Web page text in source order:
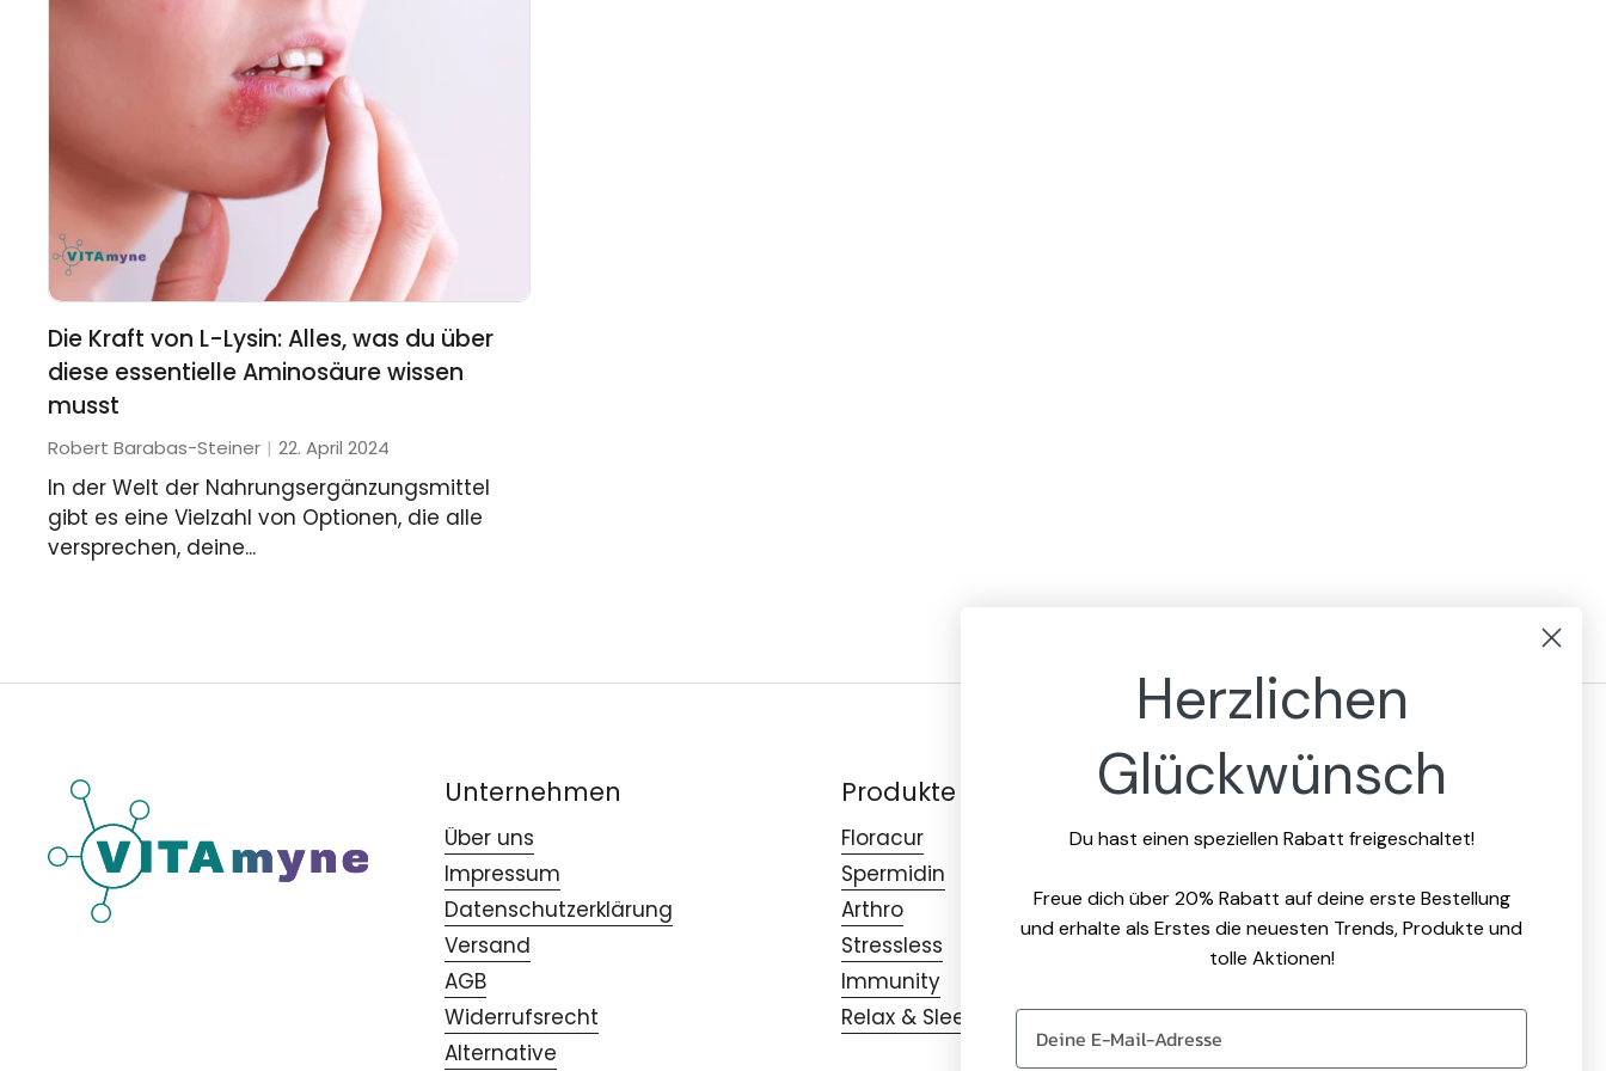
Die Kraft von L-Lysin: Alles, was du über
diese essentielle Aminosäure wissen
musst
Robert Barabas-Steiner 22. April 2024
In der Welt der Nahrungsergänzungsmittel
gibt es eine Vielzahl von Optionen, die alle
versprechen, deine...
Unternehmen
Über uns
Impressum
Datenschutzerklärung
Versand
AGB
Widerrufsrecht
Alternative
Produkte
Floracur
Spermidin
Arthro
Stressless
Immunity
Relax & Sleep
Social
EmailFacebook
Instagram
Pinterest
Herzlichen
Glückwünsch
Du hast einen speziellen Rabatt freigeschaltet!
Freue dich über 20% Rabatt auf deine erste Bestellung
und erhalte als Erstes die neuesten Trends, Produkte und
tolle Aktionen!